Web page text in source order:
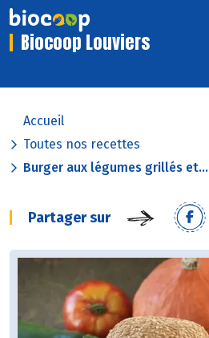
Biocoop Louviers
Accueil
Toutes nos recettes
Burger aux légumes grillés et...
Partager sur